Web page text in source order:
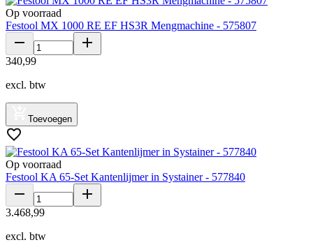
Op voorraad
Festool MX 1000 RE EF HS3R Mengmachine - 575807
340,99
excl. btw
Toevoegen
Op voorraad
Festool KA 65-Set Kantenlijmer in Systainer - 577840
3.468,99
excl. btw